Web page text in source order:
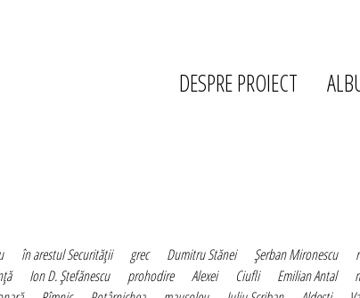
DESPRE PROIECT
în arestul Securităţii grec Dumitru Stănei Şerban Mironescu
Ion D. Ştefănescu prohodire Alexei Ciufli Emilian Antal